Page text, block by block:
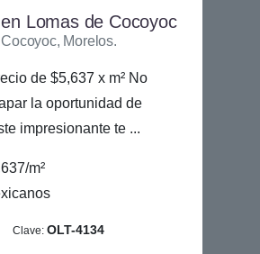
Lomas de Cocoyoc
Morelos.
de $5,637 x m² No
la oportunidad de
impresionante te ...
m²
Clave: OLT-4134